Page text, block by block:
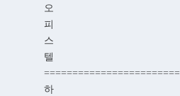
오
피
스
텔
하